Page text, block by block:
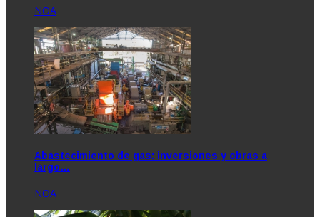
NOA
Abastecimiento de gas: inversiones y obras a
largo…
NOA